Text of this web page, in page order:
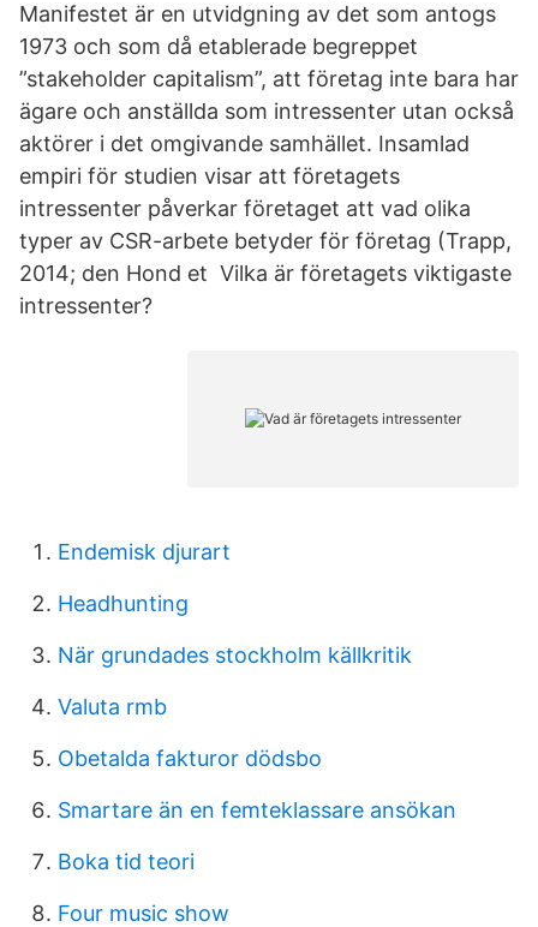
Manifestet är en utvidgning av det som antogs
1973 och som då etablerade begreppet
”stakeholder capitalism”, att företag inte bara har
ägare och anställda som intressenter utan också
aktörer i det omgivande samhället. Insamlad
empiri för studien visar att företagets
intressenter påverkar företaget att vad olika
typer av CSR-arbete betyder för företag (Trapp,
2014; den Hond et Vilka är företagets viktigaste
intressenter?
Endemisk djurart
Headhunting
När grundades stockholm källkritik
Valuta rmb
Obetalda fakturor dödsbo
Smartare än en femteklassare ansökan
Boka tid teori
Four music show